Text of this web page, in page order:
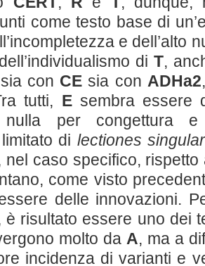
come testo base di
e dell’alto
di T,
con CE sia con ADHa2
tutti, Esembra essere
nulla per congettura
di lectiones
nel caso specifico,
come visto
delle innovazioni.
è risultato essere uno dei
molto da A, ma a
incidenza di varianti e